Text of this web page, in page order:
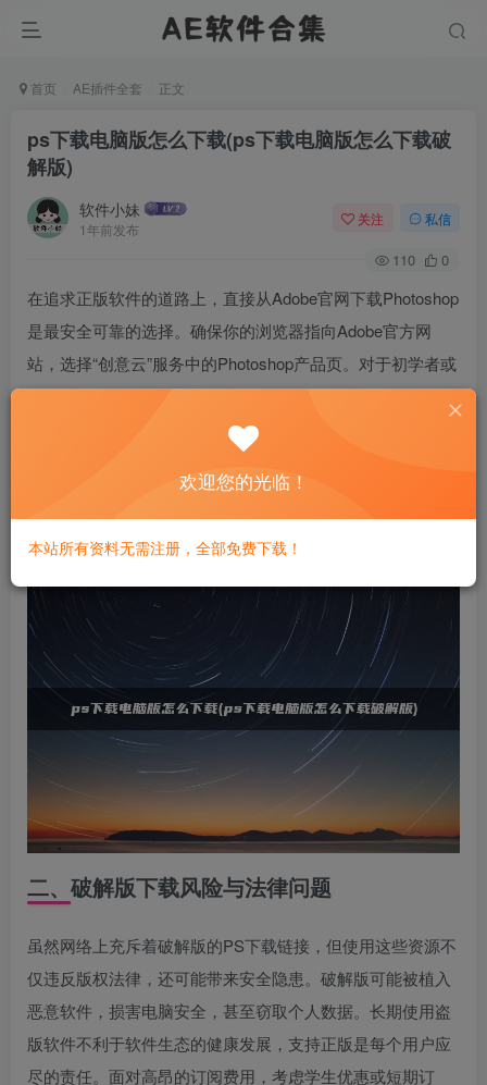
首页 AE插件全套 正文
ps下载电脑版怎么下载(ps下载电脑版怎么下载破
解版)
软件小妹
1年前发布
关注 私信
110 0
在追求正版软件的道路上，直接从Adobe官网下载Photoshop
是最安全可靠的选择。确保你的浏览器指向Adobe官方网
站，选择“创意云”服务中的Photoshop产品页。对于初学者或
专业人士，Adobe提供了灵活的订阅计划。下载前，检查系
统要求，确保你的Windows 10或更高版本，或macOS 10.15
Adobe账号，注册后，点击“下载试用版”，按照指引完成安
装，享受官方提供的所有功能。
二、破解版下载风险与法律问题
虽然网络上充斥着破解版的PS下载链接，但使用这些资源不
仅违反版权法律，还可能带来安全隐患。破解版可能被植入
恶意软件，损害电脑安全，甚至窃取个人数据。长期使用盗
版软件不利于软件生态的健康发展，支持正版是每个用户应
尽的责任。面对高昂的订阅费用，考虑学生优惠或短期订
欢迎您的光临！
本站所有资料无需注册，全部免费下载！